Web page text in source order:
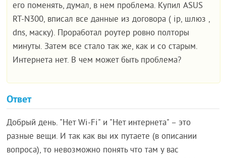
его поменять, думал, в нем проблема. Купил ASUS
RT-N300, вписал все данные из договора ( ip, шлюз ,
dns, маску). Проработал роутер ровно полторы
минуты. Затем все стало так же, как и со старым.
Интернета нет. В чем может быть проблема?
Ответ
Добрый день. "Нет Wi-Fi" и "Нет интернета" – это
разные вещи. И так как вы их путаете (в описании
вопроса), то невозможно понять что там у вас